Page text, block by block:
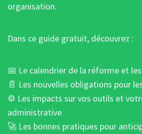
organisation.
Dans ce guide gratuit, découvrez :
📅 Le calendrier de la réforme et
📄 Les nouvelles obligations pour
⚙️ Les impacts sur vos outils et
administrative
🚀 Les bonnes pratiques pour